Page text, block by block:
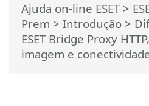
Ajuda on-line ESET>
Prem > Introdução >
ESET Bridge Proxy
imagem e